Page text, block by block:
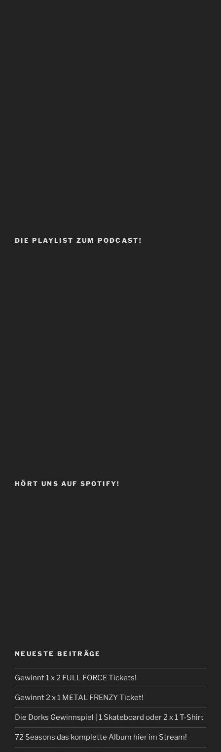
DIE PLAYLIST ZUM PODCAST!
HÖRT UNS AUF SPOTIFY!
NEUESTE BEITRÄGE
Gewinnt 1 x 2 FULL FORCE Tickets!
Gewinnt 2 x 1 METAL FRENZY Ticket!
Die Dorks Gewinnspiel | 1 Skateboard oder 2 x 1 T-Shirt
72 Seasons das komplette Album hier im Stream!